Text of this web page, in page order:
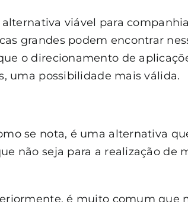
viável para
grandes podem encontrar
o direcionamento de
uma possibilidade mais válida.
se nota, é uma alternativa
não seja para a realização de
é muito comum que